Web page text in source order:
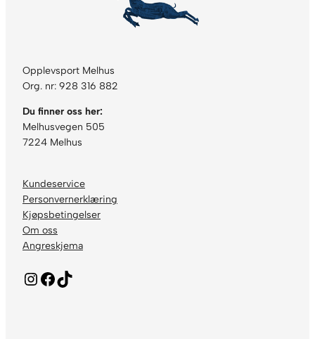
Opplevsport Melhus
Org. nr: 928 316 882
Du finner oss her:
Melhusvegen 505
7224 Melhus
Kundeservice
Personvernerklæring
Kjøpsbetingelser
Om oss
Angreskjema
Instagram Facebook TikTok